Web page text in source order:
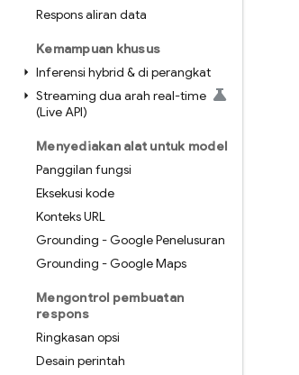
Respons aliran data
Kemampuan khusus
Inferensi hybrid & di perangkat
Streaming dua arah real-time
(Live API)
Menyediakan alat untuk model
Panggilan fungsi
Eksekusi kode
Konteks URL
Grounding - Google Penelusuran
Grounding - Google Maps
Mengontrol pembuatan
respons
Ringkasan opsi
Desain perintah